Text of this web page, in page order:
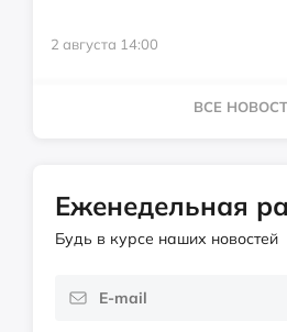
2 августа 14:00
ВСЕ
Еженедельная
Будь в курсе наших новостей